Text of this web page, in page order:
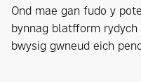
Ond mae gan fudo y
bynnag blatfform
bwysig gwneud eich